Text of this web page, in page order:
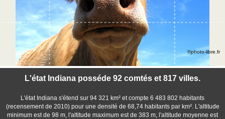
L'état Indiana posséde 92 comtés et 817 villes.
L'état Indiana s'étend sur 94 321 km² et compte 6 483 802 habitants
(recensement de 2010) pour une densité de 68,74 habitants par km². L'altitude
minimum est de 98 m, l'altitude maximum est de 383 m, l'altitude moyenne est
©photo-libre.fr